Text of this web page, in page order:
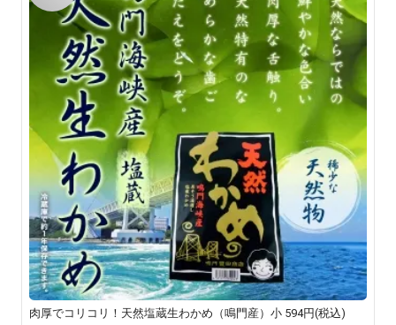
肉厚でコリコリ！天然塩蔵生わかめ（鳴門産）小 594円(税込)